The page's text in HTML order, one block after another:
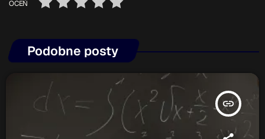
OCEŃ
Podobne posty
insert_link